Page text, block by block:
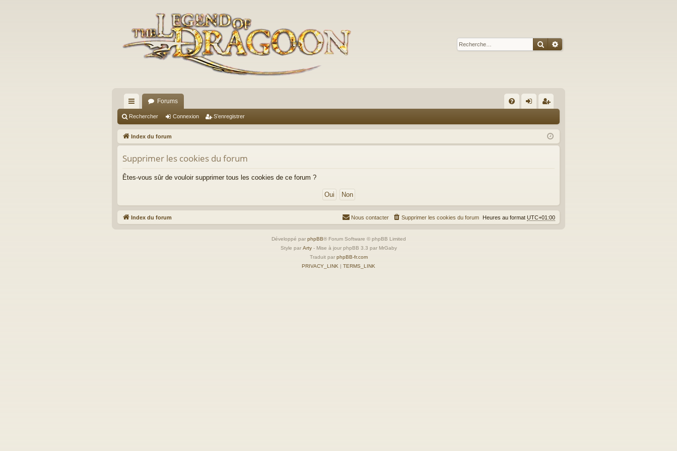
Rechercher
Recherche avancée
cc
ès
ra
pi
de
Forums
Q ne
xi
nr
eg
Rechercher Connexion S’enregistrer
Index du forum
Supprimer les cookies du forum
Êtes-vous sûr de vouloir supprimer tous les cookies de ce forum ?
Index du forum Heures au format UTC+01:00
Supprimer les cookies du forum
Nous contacter
Développé par phpBB® Forum Software © phpBB Limited
Style par Arty- Mise à jour phpBB 3.3 par MrGaby
Traduit par phpBB-fr.com
PRIVACY_LINK | TERMS_LINK